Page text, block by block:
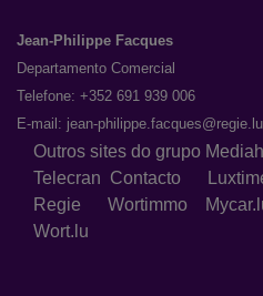
Jean-Philippe Facques
Departamento Comercial
Telefone: +352 691 939 006
E-mail: jean-philippe.facques@regie.lu
Outros sites do grupo
Telecran Contacto
Regie Wortimmo
Wort.lu